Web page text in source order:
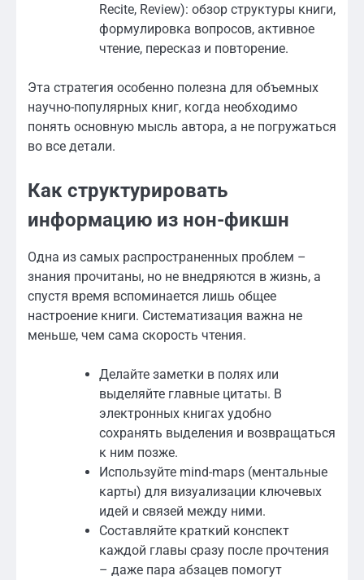
Recite, Review): обзор структуры книги,
формулировка вопросов, активное
чтение, пересказ и повторение.
Эта стратегия особенно полезна для объемных
научно-популярных книг, когда необходимо
понять основную мысль автора, а не погружаться
во все детали.
Как структурировать
информацию из нон-фикшн
Одна из самых распространенных проблем –
знания прочитаны, но не внедряются в жизнь, а
спустя время вспоминается лишь общее
настроение книги. Систематизация важна не
меньше, чем сама скорость чтения.
Делайте заметки в полях или
выделяйте главные цитаты. В
электронных книгах удобно
сохранять выделения и возвращаться
к ним позже.
Используйте mind-maps (ментальные
карты) для визуализации ключевых
идей и связей между ними.
Составляйте краткий конспект
каждой главы сразу после прочтения
– даже пара абзацев помогут